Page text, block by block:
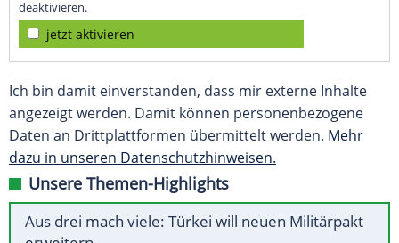
deaktivieren.
jetzt aktivieren
Ich bin damit einverstanden, dass mir externe Inhalte
angezeigt werden. Damit können personenbezogene
Daten an Drittplattformen übermittelt werden. Mehr
dazu in unseren Datenschutzhinweisen.
Unsere Themen-Highlights
Aus drei mach viele: Türkei will neuen Militärpakt